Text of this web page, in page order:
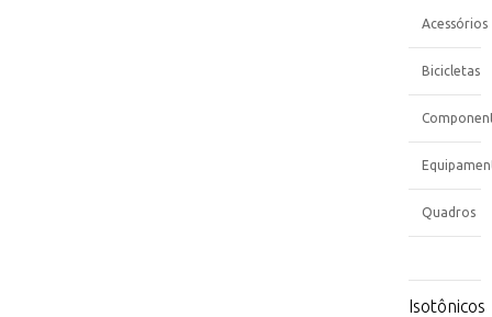
Acessórios
Bicicletas
Quadros
Isotônicos